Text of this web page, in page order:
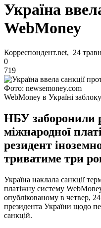
Україна
WebMoney
Корреспондент.net, 24
0
719
Фото: newsemoney.com
WebMoney в Україні
НБУ заборонили
міжнародної
резидент
триватиме три
Україна наклала санкції
платіжну систему
опублікованому в четвер,
президента України щодо
санкцій.